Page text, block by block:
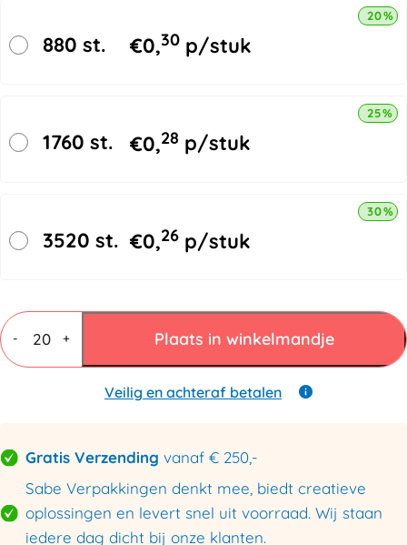
880 st. €0,30 p/stuk
20%
1760 st. €0,28 p/stuk
25%
3520 st. €0,26 p/stuk
30%
-
Vouwdozen
4
mm
+ Plaats in winkelmandje
Veilig en achteraf betalen
Gratis Verzending vanaf € 250,-
Sabe Verpakkingen denkt mee, biedt creatieve
oplossingen en levert snel uit voorraad. Wij staan
iedere dag dicht bij onze klanten.